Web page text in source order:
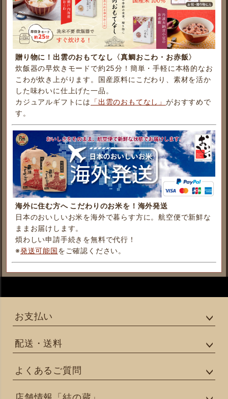
贈り物に！出雲のおもてなし〈真鯛おこわ・お赤飯〉
炊飯器の早炊きモードで約25分！簡単・手軽に本格的なお
こわが炊き上がります。国産原料にこだわり、素材を活か
した味わいに仕上げた一品。
カジュアルギフトには 「出雲のおもてなし」がおすすめで
す。
海外に住む方へ こだわりのお米を！海外発送
日本のおいしいお米を海外で暮らす方に。航空便で新鮮な
ままお届けします。
煩わしい申請手続きを無料で代行！
※発送可能国をご確認ください。
お支払い
配送・送料
よくあるご質問